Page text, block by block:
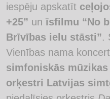
iespēju apskatīt
+25” un īsfilmu “No
Brīvības ielu stāsti”.
Vienības nama
simfoniskās
orķestri Latvijas